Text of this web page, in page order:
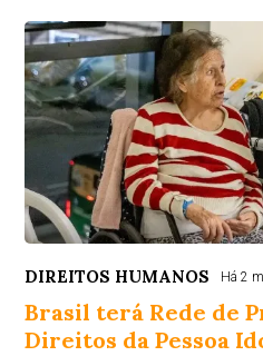
DIREITOS HUMANOS Há 2
Brasil terá Rede de
Direitos da Pessoa